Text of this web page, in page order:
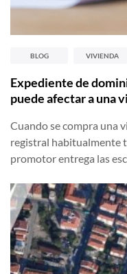
BLOG VIVIENDA
Expediente de
puede afectar a una
Cuando se compra una
registral habitualmente
promotor entrega las